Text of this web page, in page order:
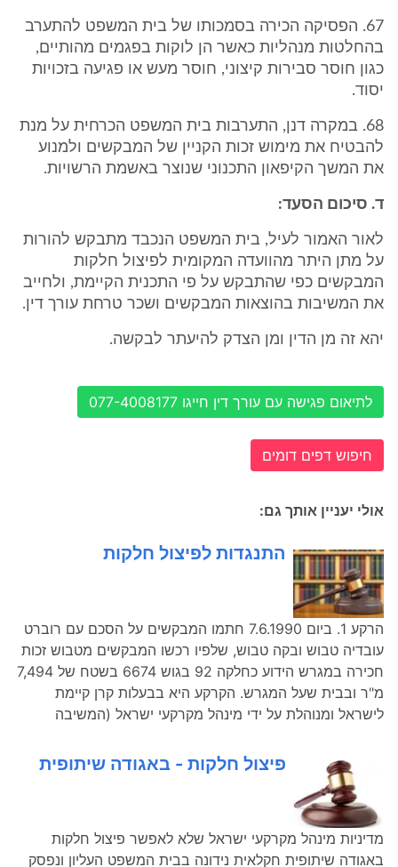
67. הפסיקה הכירה בסמכותו של בית המשפט להתערב
בהחלטות מנהליות כאשר הן לוקות בפגמים מהותיים,
כגון חוסר סבירות קיצוני, חוסר מעש או פגיעה בזכויות
יסוד.
68. במקרה דנן, התערבות בית המשפט הכרחית על מנת
להבטיח את מימוש זכות הקניין של המבקשים ולמנוע
את המשך הקיפאון התכנוני שנוצר באשמת הרשויות.
ד. סיכום הסעד:
לאור האמור לעיל, בית המשפט הנכבד מתבקש להורות
על מתן היתר מהוועדה המקומית לפיצול חלקות
המבקשים כפי שהתבקש על פי התכנית הקיימת, ולחייב
את המשיבות בהוצאות המבקשים ושכר טרחת עורך דין.
יהא זה מן הדין ומן הצדק להיעתר לבקשה.
לתיאום פגישה עם עורך דין חייגו 077-4008177
חיפוש דפים דומים
אולי יעניין אותך גם:
התנגדות לפיצול חלקות
הרקע 1. ביום 7.6.1990 חתמו המבקשים על הסכם עם רוברט
עובדיה טבוש ובקה טבוש, שלפיו רכשו המבקשים מטבוש זכות
חכירה במגרש הידוע כחלקה 92 בגוש 6674 בשטח של 7,494
מ"ר ובבית שעל המגרש. הקרקע היא בבעלות קרן קיימת
לישראל ומנוהלת על ידי מינהל מקרקעי ישראל (המשיבה
פיצול חלקות - באגודה שיתופית
מדיניות מינהל מקרקעי ישראל שלא לאפשר פיצול חלקות
באגודה שיתופית חקלאית נידונה בבית המשפט העליון ונפסק